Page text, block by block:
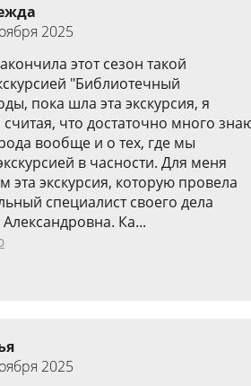
2025
этот сезон такой
"Библиотечный
пока шла эта экскурсия, я
что достаточно много
вообще и о тех, где мы
в часности. Для меня
эта экскурсия, которую провела
специалист своего дела
Ка...
2025